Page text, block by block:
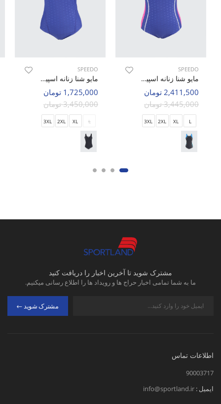
SPEEDO
مایو شنا زنانه اسپیدو Falcon w
2,411,500 تومان
3,445,000 تومان
L
XL
2XL
3XL
SPEEDO
مایو شنا زنانه اسپیدو Effra w
1,725,000 تومان
3,450,000 تومان
L
XL
2XL
3XL
مشترک شوید تا آخرین اخبار را دریافت کنید
ما به شما تمامی اخبار حراج ها و رویداد ها را اطلاع رسانی میکنیم.
مشترک شوید
اطلاعات تماس
90003717
ایمیل : info@sportland.ir